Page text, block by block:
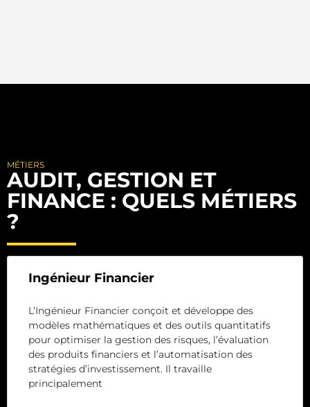
MÉTIERS
AUDIT, GESTION ET
FINANCE : QUELS MÉTIERS
?
Ingénieur Financier
L’Ingénieur Financier conçoit et développe des
modèles mathématiques et des outils quantitatifs
pour optimiser la gestion des risques, l’évaluation
des produits financiers et l’automatisation des
stratégies d’investissement. Il travaille
principalement